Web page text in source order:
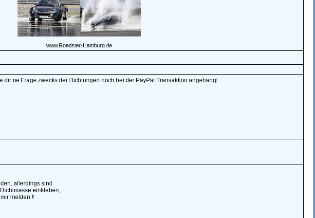
www.Roadster-Hamburg.de
dir ne Frage zwecks der Dichtungen noch bei der PayPal Transaktion angehängt.
allerdings sind
einkleben,
melden !!